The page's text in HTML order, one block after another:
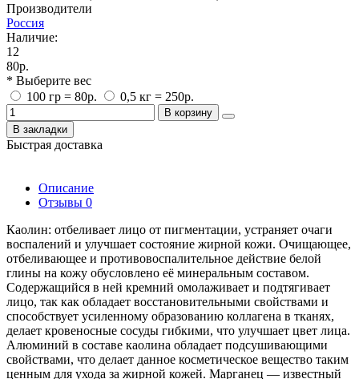
Производители
Россия
Наличие:
12
80р.
* Выберите вес
100 гр = 80р.
0,5 кг = 250р.
В корзину
В закладки
Быстрая доставка
Описание
Отзывы 0
Каолин: отбеливает лицо от пигментации, устраняет очаги
воспалений и улучшает состояние жирной кожи. Очищающее,
отбеливающее и противовоспалительное действие белой
глины на кожу обусловлено её минеральным составом.
Содержащийся в ней кремний омолаживает и подтягивает
лицо, так как обладает восстановительными свойствами и
способствует усиленному образованию коллагена в тканях,
делает кровеносные сосуды гибкими, что улучшает цвет лица.
Алюминий в составе каолина обладает подсушивающими
свойствами, что делает данное косметическое вещество таким
ценным для ухода за жирной кожей. Марганец — известный